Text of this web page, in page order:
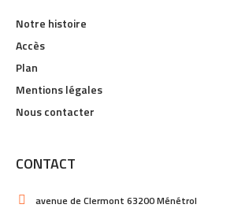
Notre histoire
Accès
Plan
Mentions légales
Nous contacter
CONTACT
avenue de Clermont 63200 Ménétrol